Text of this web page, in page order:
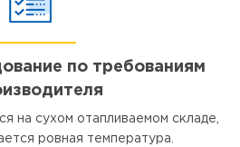
по требованиям
на сухом отапливаемом складе,
ровная температура.